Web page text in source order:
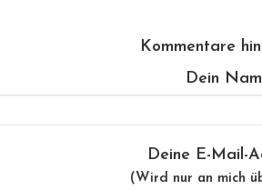
Kommentare
Dein
Deine E-Mail-
(Wird nur an mich